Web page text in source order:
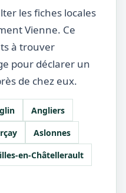
les fiches locales
Vienne. Ce
à trouver
pour déclarer un
de chez eux.
Angliers
Aslonnes
en-Châtellerault